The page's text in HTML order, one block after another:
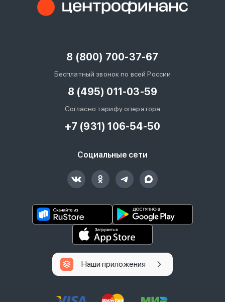
8 (800) 700-37-67
Бесплатный звонок по всей России
8 (495) 011-03-59
Согласно тарифу оператора
+7 (931) 106-54-50
Социальные сети
Наши приложения